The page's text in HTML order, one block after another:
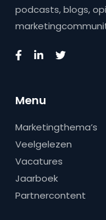
podcasts, blogs,
Menu
Marketingthema’s
Veelgelezen
Vacatures
Jaarboek
Partnercontent